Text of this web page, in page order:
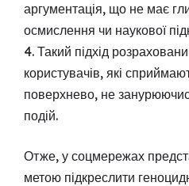
аргументація, що не має
осмислення чи наукової
4. Такий підхід
користувачів, які
поверхнево, не
подій.
Отже, у соцмережах
метою підкреслити